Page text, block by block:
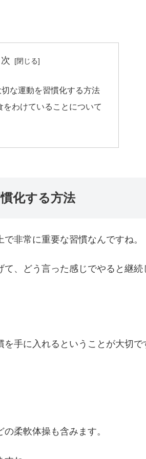
な運動を習慣化する方法
をわけていることについて
化する方法
非常に重要な習慣なんですね。
、どう言った感じでやると継
手に入れるということが大切で
柔軟体操も含みます。